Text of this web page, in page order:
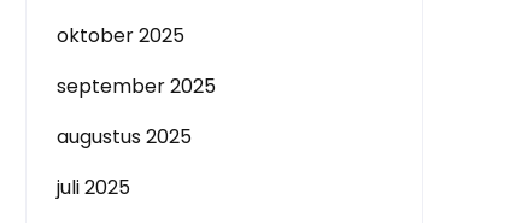
oktober 2025
september 2025
augustus 2025
juli 2025